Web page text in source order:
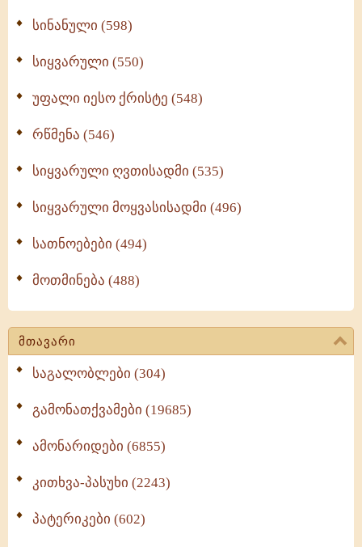
სინანული (598)
სიყვარული (550)
უფალი იესო ქრისტე (548)
რწმენა (546)
სიყვარული ღვთისადმი (535)
სიყვარული მოყვასისადმი (496)
სათნოებები (494)
მოთმინება (488)
მთავარი
საგალობლები (304)
გამონათქვამები (19685)
ამონარიდები (6855)
კითხვა-პასუხი (2243)
პატერიკები (602)